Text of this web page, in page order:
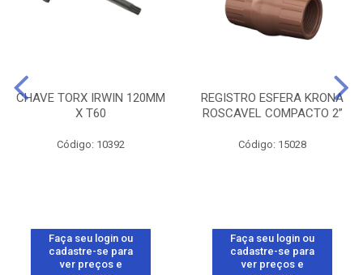
CHAVE TORX IRWIN 120MM
X T60
Código: 10392
Faça seu login ou
cadastre-se para
ver preços e
REGISTRO ESFERA KRONA
ROSCAVEL COMPACTO 2”
Código: 15028
Faça seu login ou
cadastre-se para
ver preços e